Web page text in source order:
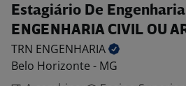
Estagiário De
ENGENHARIA CIVIL OU
TRN ENGENHARIA
Belo Horizonte - MG